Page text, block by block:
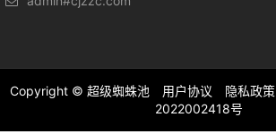
Copyright © 超级蜘蛛池 用户协议 隐私政策
2022002418号